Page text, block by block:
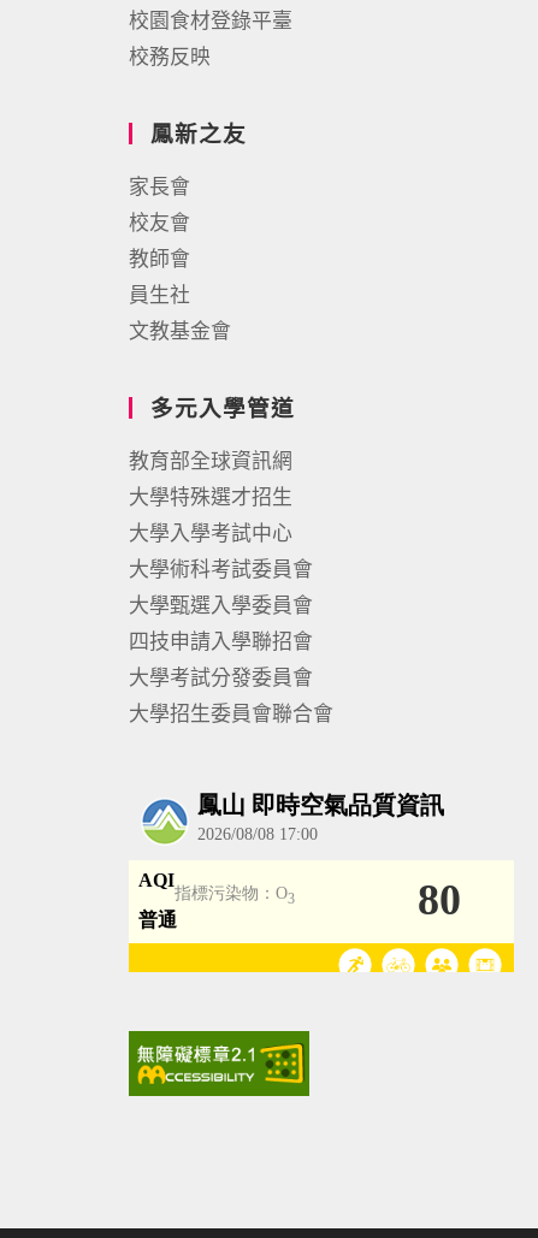
校園食材登錄平臺
校務反映
鳳新之友
家長會
校友會
教師會
員生社
文教基金會
多元入學管道
教育部全球資訊網
大學特殊選才招生
大學入學考試中心
大學術科考試委員會
大學甄選入學委員會
四技申請入學聯招會
大學考試分發委員會
大學招生委員會聯合會